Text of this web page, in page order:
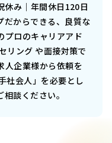
休み｜年間休日120日
だからできる、良質な
プロのキャリアアド
リング や面接対策で
人企業様から依頼を
社会人」を必要とし
談ください。